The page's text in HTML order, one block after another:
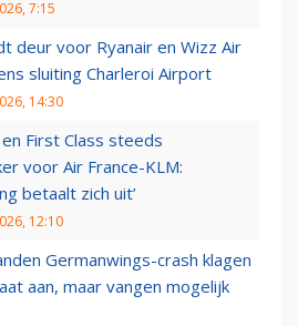
7:15
deur voor Ryanair en Wizz Air
sluiting Charleroi Airport
14:30
First Class steeds
voor Air France-KLM:
betaalt zich uit’
12:10
Germanwings-crash klagen
aan, maar vangen mogelijk